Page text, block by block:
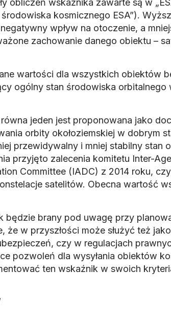
obliczeń wskaźnika zawarte są w
środowiska kosmicznego ESA”).
wpływ na otoczenie, a
zachowanie danego obiektu –
wartości dla wszystkich obiektów
ogólny stan środowiska orbitalnego
jeden jest proponowana jako
orbity okołoziemskiej w dobrym
przewidywalny i mniej stabilny stan
przyjęto zalecenia komitetu Inter-
Committee (IADC) z 2014 roku,
satelitów. Obecna wartość
będzie brany pod uwagę przy
że w przyszłości może służyć też
czy w regulacjach
pozwoleń dla wysyłania obiektów
ten wskaźnik w swoich